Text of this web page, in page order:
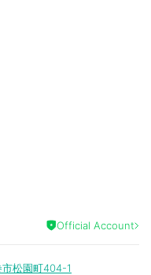
Official Account
松園町404-1